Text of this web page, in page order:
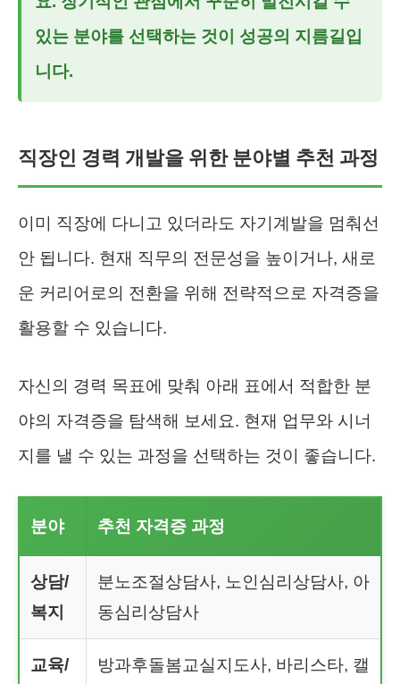
있는 분야를 선택하는 것이 성공의 지름길입
니다.
직장인 경력 개발을 위한 분야별 추천 과정
이미 직장에 다니고 있더라도 자기계발을 멈춰선
안 됩니다. 현재 직무의 전문성을 높이거나, 새로
운 커리어로의 전환을 위해 전략적으로 자격증을
활용할 수 있습니다.
자신의 경력 목표에 맞춰 아래 표에서 적합한 분
야의 자격증을 탐색해 보세요. 현재 업무와 시너
지를 낼 수 있는 과정을 선택하는 것이 좋습니다.
분야 추천 자격증 과정
상담/
복지
분노조절상담사, 노인심리상담사, 아
동심리상담사
교육/
방과후돌봄교실지도사, 바리스타, 캘